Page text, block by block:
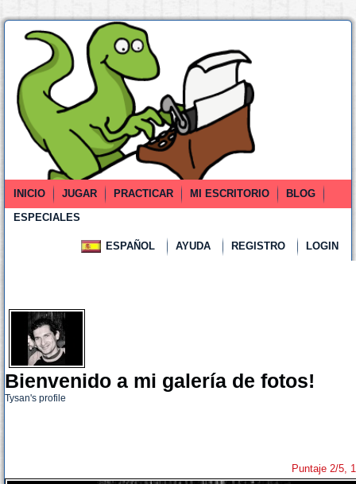
INICIO JUGAR PRACTICAR MI ESCRITORIO
BLOG
ESPECIALES
ESPAÑOL AYUDA REGISTRO LOGIN
Bienvenido a mi galería de fotos!
Tysan's profile
Puntaje 2/5,